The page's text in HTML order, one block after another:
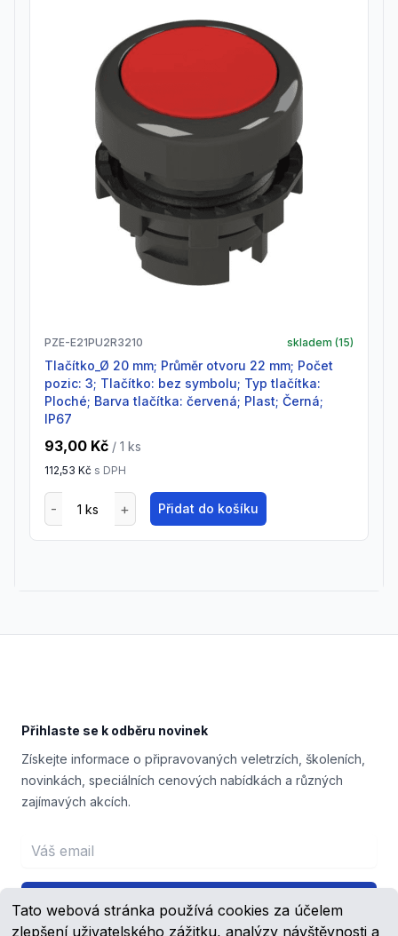
Tato webová stránka používá cookies za účelem
zlepšení uživatelského zážitku, analýzy návštěvnosti a
PZE-E21PU2R3210 skladem (15)
Tlačítko_Ø 20 mm; Průměr otvoru 22 mm; Počet
pozic: 3; Tlačítko: bez symbolu; Typ tlačítka:
Ploché; Barva tlačítka: červená; Plast; Černá;
IP67
93,00 Kč / 1 ks
112,53 Kč s DPH
Přidat do košíku
Přihlaste se k odběru novinek
Získejte informace o připravovaných veletrzích, školeních,
novinkách, speciálních cenových nabídkách a různých
zajímavých akcích.
Email address
Přihlášení